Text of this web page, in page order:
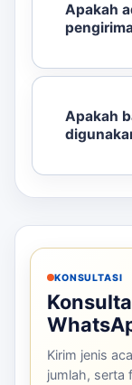
Apakah
Apakah
KONSULTASI
Kirim jenis
jumlah, serta